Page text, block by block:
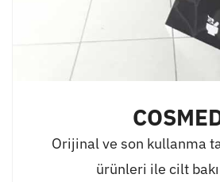
Orijinal ve son kullanma
ürünleri ile cilt